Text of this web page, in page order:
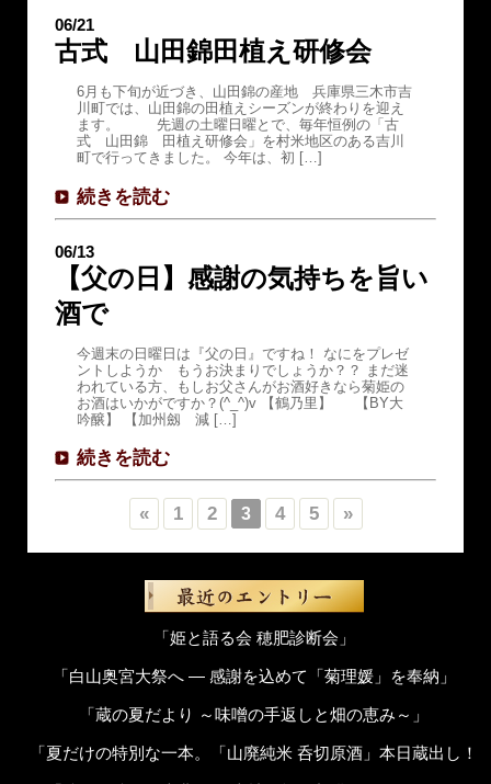
06/21
古式 山田錦田植え研修会
6月も下旬が近づき、山田錦の産地 兵庫県三木市吉
川町では、山田錦の田植えシーズンが終わりを迎え
ます。 先週の土曜日曜とで、毎年恒例の「古
式 山田錦 田植え研修会」を村米地区のある吉川
町で行ってきました。 今年は、初 […]
続きを読む
06/13
【父の日】感謝の気持ちを旨い
酒で
今週末の日曜日は『父の日』ですね！ なにをプレゼ
ントしようか もうお決まりでしょうか？？ まだ迷
われている方、もしお父さんがお酒好きなら菊姫の
お酒はいかがですか？(^_^)v 【鶴乃里】 【BY大
吟醸】 【加州劔 減 […]
続きを読む
« 1 2 3 4 5 »
「姫と語る会 穂肥診断会」
「白山奥宮大祭へ ― 感謝を込めて「菊理媛」を奉納」
「蔵の夏だより ～味噌の手返しと畑の恵み～」
「夏だけの特別な一本。「山廃純米 呑切原酒」本日蔵出し！